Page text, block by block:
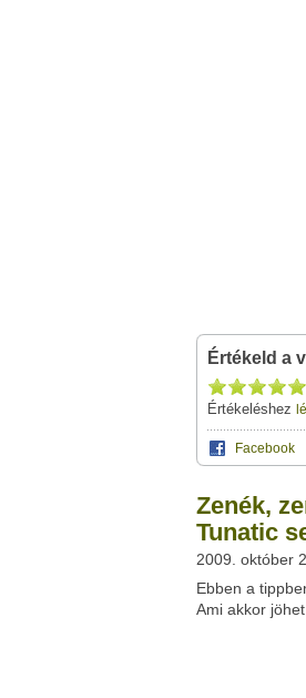
Értékeld a
Értékeléshez
Facebook
Neved:
Címzett e-
Ez a videó
Ha van egy
Zenék,
Tunatic
2009. október
Ebben a
Ami akkor